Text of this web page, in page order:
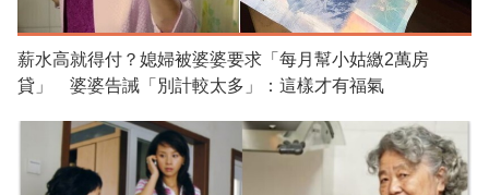
薪水高就得付？媳婦被婆婆要求「每月幫小姑繳2萬房
貸」 婆婆告誡「別計較太多」：這樣才有福氣